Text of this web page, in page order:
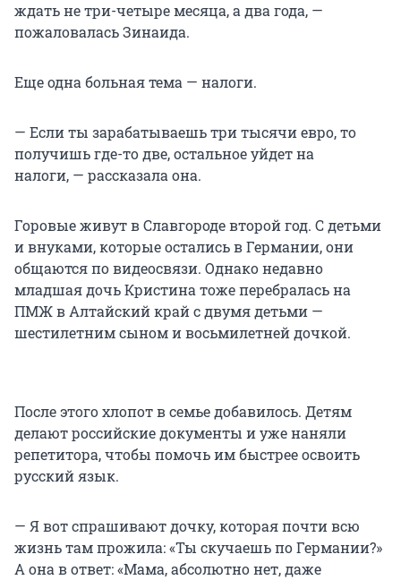
ждать не три-четыре месяца, а два года, —
пожаловалась Зинаида.
Еще одна больная тема — налоги.
— Если ты зарабатываешь три тысячи евро, то
получишь где-то две, остальное уйдет на
налоги, — рассказала она.
Горовые живут в Славгороде второй год. С детьми
и внуками, которые остались в Германии, они
общаются по видеосвязи. Однако недавно
младшая дочь Кристина тоже перебралась на
ПМЖ в Алтайский край с двумя детьми —
шестилетним сыном и восьмилетней дочкой.
После этого хлопот в семье добавилось. Детям
делают российские документы и уже наняли
репетитора, чтобы помочь им быстрее освоить
русский язык.
— Я вот спрашивают дочку, которая почти всю
жизнь там прожила: «Ты скучаешь по Германии?»
А она в ответ: «Мама, абсолютно нет, даже